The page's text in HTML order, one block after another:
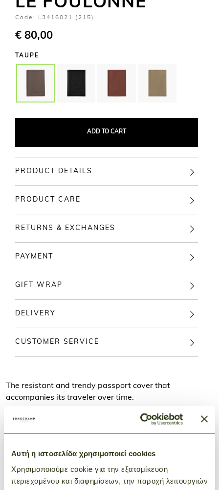
Αυτή η ιστοσελίδα χρησιμοποιεί cookies
Χρησιμοποιούμε cookie για την εξατομίκευση
περιεχομένου και διαφημίσεων, την παροχή λειτουργιών
Code: L3416021 (215)
€ 80,00
TAUPE
ADD TO CART
PRODUCT DETAILS
PRODUCT CARE
RETURNS & EXCHANGES
PAYMENT
GIFT WRAP
DELIVERY
CUSTOMER SERVICE
The resistant and trendy passport cover that
accompanies its traveler over time.
years, stands out with its soft curves and rounded,
supple shape. Offered in a variety of neutral, timeless
refined, classic style that has gracefully withstood the
test of time. Available in various formats, the collection
exudes elegance, softness, and natural femininity.